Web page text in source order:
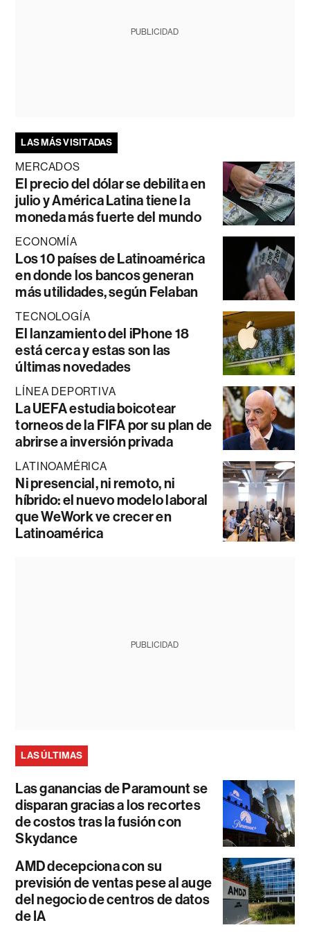
PUBLICIDAD
LAS MÁS VISITADAS
MERCADOS
El precio del dólar se debilita en
julio y América Latina tiene la
moneda más fuerte del mundo
ECONOMÍA
Los 10 países de Latinoamérica
en donde los bancos generan
más utilidades, según Felaban
TECNOLOGÍA
El lanzamiento del iPhone 18
está cerca y estas son las
últimas novedades
LÍNEA DEPORTIVA
La UEFA estudia boicotear
torneos de la FIFA por su plan de
abrirse a inversión privada
LATINOAMÉRICA
Ni presencial, ni remoto, ni
híbrido: el nuevo modelo laboral
que WeWork ve crecer en
Latinoamérica
PUBLICIDAD
LAS ÚLTIMAS
Las ganancias de Paramount se
disparan gracias a los recortes
de costos tras la fusión con
Skydance
AMD decepciona con su
previsión de ventas pese al auge
del negocio de centros de datos
de IA